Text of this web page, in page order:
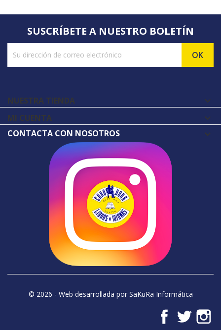
SUSCRÍBETE A NUESTRO BOLETÍN
NUESTRA TIENDA 
MI CUENTA 
CONTACTA CON NOSOTROS
© 2026 - Web desarrollada por SaKuRa Informática